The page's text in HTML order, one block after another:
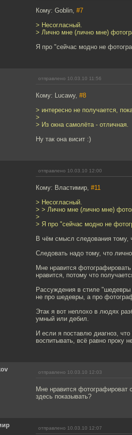
Кому: Goblin, #7
> Несогласный.
> Лично мне (лично мне)
Я про "сейчас модно не
отправлено 10.03.10 11:56
Кому: Lucawy, #8
> интересно не получается,
>
> Из окна самолёта - отличная.
Ну так она висит :)
отправлено 10.03.10 12:00
Кому: Властимир, #11
> Несогласный.
> > Лично мне (лично мне)
>
> Я про "сейчас модно не
В чём смысл следования тому,
Следовать надо тому, что
Мне нравится
нравится, потому что
Рассуждения в стиле
не про шедевры, а про
Этак я вот неплохо в людях
умный или дебил.
И если я поставлю диагноз,
воспитывать, всё равно проку
отправлено 10.03.10 12:03
Мне нравится
здесь показывать?
отправлено 10.03.10 12:07